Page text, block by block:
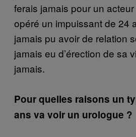
ferais jamais pour un acteur
opéré un impuissant de 24
jamais pu avoir de relation
jamais eu d’érection de sa
jamais.
Pour quelles raisons un
ans va voir un urologue ?